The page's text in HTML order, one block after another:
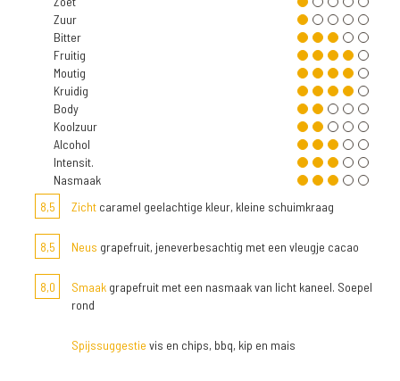
Zuur
Bitter
Fruitig
Moutig
Kruidig
Body
Koolzuur
Alcohol
Intensit.
Nasmaak
8,5
Zicht caramel geelachtige kleur, kleine schuimkraag
8,5 Neus grapefruit, jeneverbesachtig met een vleugje cacao
8,0 Smaak grapefruit met een nasmaak van licht kaneel. Soepel
rond
Spijssuggestie vis en chips, bbq, kip en mais